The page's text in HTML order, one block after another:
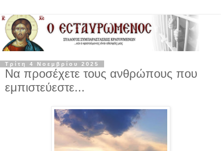
Τρίτη 4 Νοεμβρίου 2025
Να προσέχετε τους ανθρώπους που
εμπιστεύεστε...